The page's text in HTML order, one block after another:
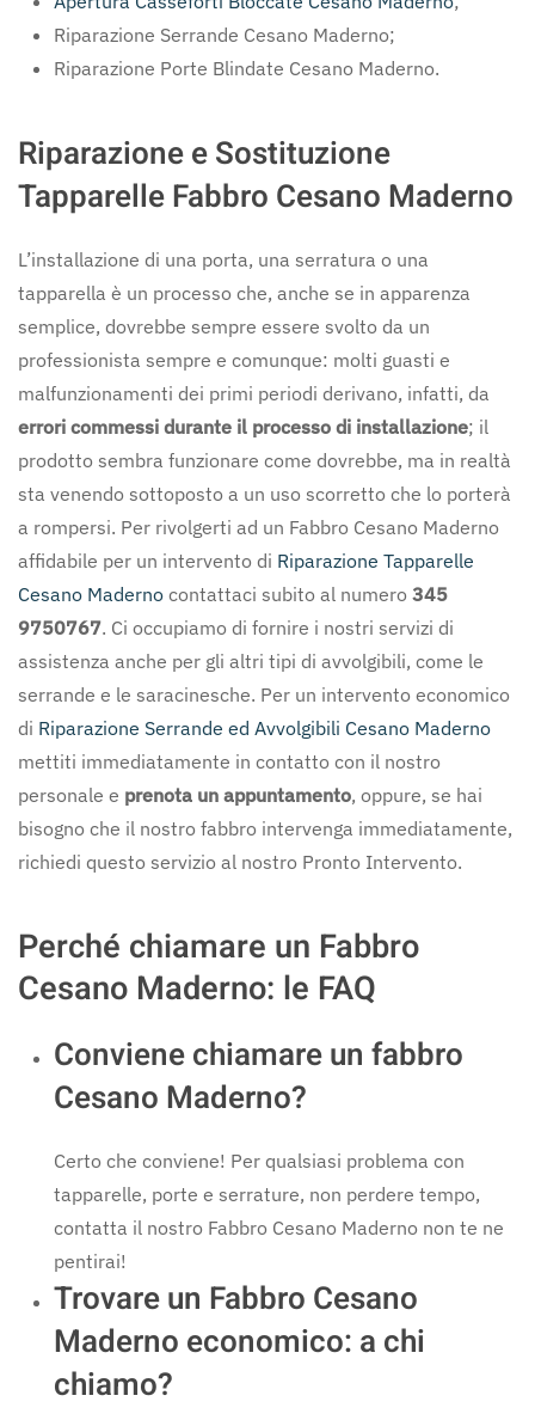
Riparazione Serrande Cesano Maderno;
Riparazione Porte Blindate Cesano Maderno.
Riparazione e Sostituzione
Tapparelle Fabbro Cesano Maderno
L’installazione di una porta, una serratura o una
tapparella è un processo che, anche se in apparenza
semplice, dovrebbe sempre essere svolto da un
professionista sempre e comunque: molti guasti e
malfunzionamenti dei primi periodi derivano, infatti, da
errori commessi durante il processo di installazione; il
prodotto sembra funzionare come dovrebbe, ma in realtà
sta venendo sottoposto a un uso scorretto che lo porterà
a rompersi. Per rivolgerti ad un Fabbro Cesano Maderno
affidabile per un intervento di Riparazione Tapparelle
Cesano Maderno contattaci subito al numero 345
9750767. Ci occupiamo di fornire i nostri servizi di
assistenza anche per gli altri tipi di avvolgibili, come le
serrande e le saracinesche. Per un intervento economico
di Riparazione Serrande ed Avvolgibili Cesano Maderno
mettiti immediatamente in contatto con il nostro
personale e prenota un appuntamento, oppure, se hai
bisogno che il nostro fabbro intervenga immediatamente,
richiedi questo servizio al nostro Pronto Intervento.
Perché chiamare un Fabbro
Cesano Maderno: le FAQ
Conviene chiamare un fabbro
Cesano Maderno?
Certo che conviene! Per qualsiasi problema con
tapparelle, porte e serrature, non perdere tempo,
contatta il nostro Fabbro Cesano Maderno non te ne
pentirai!
Trovare un Fabbro Cesano
Maderno economico: a chi
chiamo?